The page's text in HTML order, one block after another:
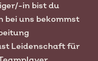
in bist du
bei uns bekommst
Leidenschaft für